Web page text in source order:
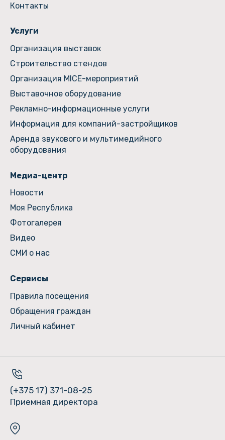
Контакты
Услуги
Организация выставок
Строительство стендов
Организация MICE-мероприятий
Выставочное оборудование
Рекламно-информационные услуги
Информация для компаний-застройщиков
Аренда звукового и мультимедийного
оборудования
Медиа-центр
Новости
Моя Республика
Фотогалерея
Видео
СМИ о нас
Сервисы
Правила посещения
Обращения граждан
Личный кабинет
(+375 17) 371-08-25
Приемная директора